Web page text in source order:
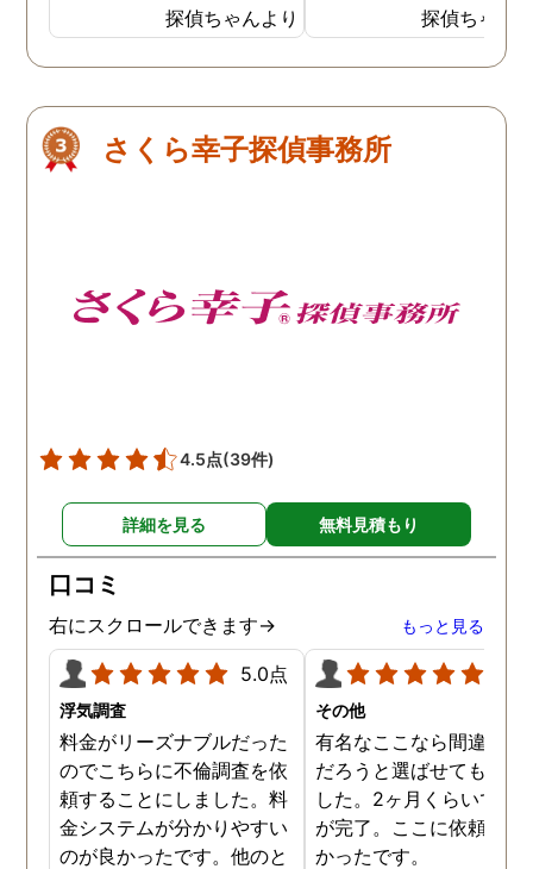
的な態度で、家の隅々まで
丁寧に調査してくれまし
た。調査は約3時間ほどで
見つかりませんでしたが、
そのプロセスと説明が非常
探偵ちゃんより
現場の写真を妻に突き付
たところ事実を認めたの
離婚するための証拠集め
探偵ちゃん
さくら幸子探偵事務所
4.5点(39件)
詳細を見る 無料見積もり
口コミ
右にスクロールできます→ もっと見る
5.0点
浮気調査
料金がリーズナブルだった
のでこちらに不倫調査を依
頼することにしました。料
金システムが分かりやすい
のが良かったです。他のと
その他
有名なここなら間違いな
だろうと選ばせてもらい
した。2ヶ月くらいで調
が完了。ここに依頼して
かったです。